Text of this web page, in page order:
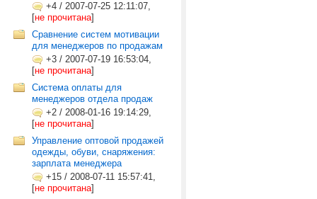
+4 / 2007-07-25 12:11:07,
[не прочитана]
Сравнение систем мотивации
для менеджеров по продажам
+3 / 2007-07-19 16:53:04,
[не прочитана]
Система оплаты для
менеджеров отдела продаж
+2 / 2008-01-16 19:14:29,
[не прочитана]
Управление оптовой продажей
одежды, обуви, снаряжения:
зарплата менеджера
+15 / 2008-07-11 15:57:41,
[не прочитана]